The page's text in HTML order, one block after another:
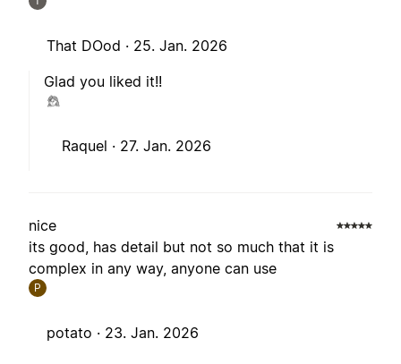
That DOod · 25. Jan. 2026
Glad you liked it!!
Raquel · 27. Jan. 2026
nice
its good, has detail but not so much that it is
complex in any way, anyone can use
P
potato · 23. Jan. 2026